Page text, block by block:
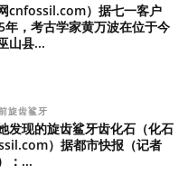
网cnfossil.com）据七一客户
年，考古学家黄万波在位于今
山县...
旋齿鲨牙
发现的旋齿鲨牙齿化石（化石
）据都市快报（记者
：...